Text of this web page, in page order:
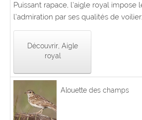
Puissant rapace, l’aigle royal impose
l’admiration par ses qualités de voilier.
Découvrir, Aigle
royal
Alouette des champs